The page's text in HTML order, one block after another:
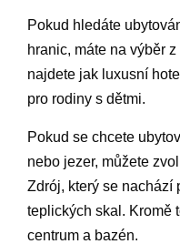
Pokud hledáte
hranic, máte na výběr
najdete jak luxusní
pro rodiny s dětmi.
Pokud se chcete
nebo jezer, můžete
Zdrój, který se nachází
teplických skal. Kromě
centrum a bazén.